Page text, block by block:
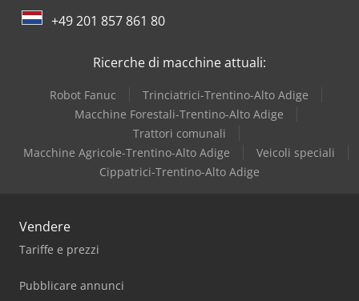
Dr. Boy+49 201 857 861 80
Ricerche di macchine attuali:
Robot Fanuc
Trinciatrici-Trentino-Alto Adige
Macchine Forestali-Trentino-Alto Adige
Trattori comunali
Macchine Agricole-Trentino-Alto Adige
Veicoli speciali
Cippatrici-Trentino-Alto Adige
Vendere
Tariffe e prezzi
Pubblicare annunci